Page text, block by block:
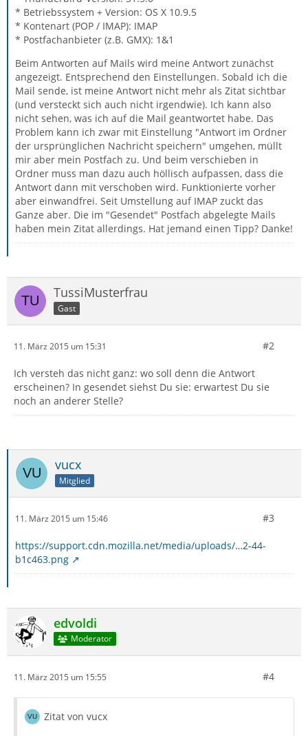
* Betriebssystem + Version: OS X 10.9.5
* Kontenart (POP / IMAP): IMAP
* Postfachanbieter (z.B. GMX): 1&1
Beim Antworten auf Mails wird meine Antwort zunächst
angezeigt. Entsprechend den Einstellungen. Sobald ich die
Mail sende, ist meine Antwort nicht mehr als Zitat sichtbar
(und versteckt sich auch nicht irgendwie). Ich kann also
nicht sehen, was ich auf die Mail geantwortet habe. Das
Problem kann ich zwar mit Einstellung "Antwort im Ordner
der ursprünglichen Nachricht speichern" umgehen, müllt
mir aber mein Postfach zu. Und beim verschieben in
Ordner muss man dazu auch höllisch aufpassen, dass die
Antwort dann mit verschoben wird. Funktionierte vorher
aber einwandfrei. Seit Umstellung auf IMAP zuckt das
Ganze aber. Die im "Gesendet" Postfach abgelegte Mails
haben mein Zitat allerdings. Hat jemand einen Tipp? Danke!
TussiMusterfrau
Gast
11. März 2015 um 15:31 #2
Ich versteh das nicht ganz: wo soll denn die Antwort
erscheinen? In gesendet siehst Du sie: erwartest Du sie
noch an anderer Stelle?
vucx
Mitglied
11. März 2015 um 15:46 #3
https://support.cdn.mozilla.net/media/uploads/…2-44-
b1c463.png
edvoldi
Moderator
11. März 2015 um 15:55 #4
Zitat von vucx